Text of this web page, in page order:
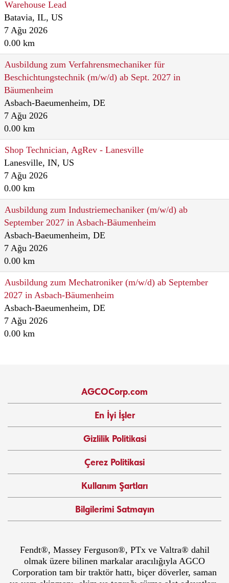
Warehouse Lead
Batavia, IL, US
7 Ağu 2026
0.00 km
Ausbildung zum Verfahrensmechaniker für
Beschichtungstechnik (m/w/d) ab Sept. 2027 in
Bäumenheim
Asbach-Baeumenheim, DE
7 Ağu 2026
0.00 km
Shop Technician, AgRev - Lanesville
Lanesville, IN, US
7 Ağu 2026
0.00 km
Ausbildung zum Industriemechaniker (m/w/d) ab
September 2027 in Asbach-Bäumenheim
Asbach-Baeumenheim, DE
7 Ağu 2026
0.00 km
Ausbildung zum Mechatroniker (m/w/d) ab September
2027 in Asbach-Bäumenheim
Asbach-Baeumenheim, DE
7 Ağu 2026
0.00 km
AGCOCorp.com
En İyi İşler
Gizlilik Politikasi
Çerez Politikasi
Kullanım Şartları
Bilgilerimi Satmayın
Fendt®, Massey Ferguson®, PTx ve Valtra® dahil
olmak üzere bilinen markalar aracılığıyla AGCO
Corporation tam bir traktör hattı, biçer döverler, saman